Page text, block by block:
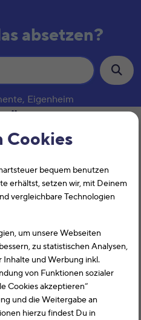
Cookies
bequem benutzen
erhältst, setzen wir, mit Deinem
vergleichbare Technologien
um unsere Webseiten
zu statistischen Analysen,
Inhalte und Werbung inkl.
von Funktionen sozialer
Cookies akzeptieren“
und die Weitergabe an
hierzu findest Du in
absetzen?
Eigenheim
wie
oder Führerschein
der privaten
nicht absetzbar.